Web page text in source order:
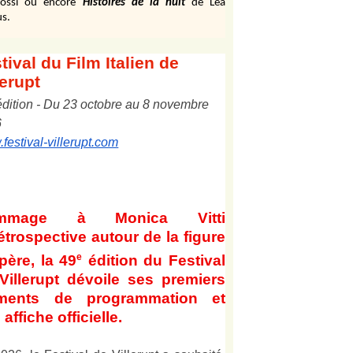
ou encore Histoires de la nuit de Léa
du Film Italien de
- Du 23 octobre au 8 novembre
villerupt.com
à Monica Vitti
autour de la figure
la 49e édition du Festival
dévoile ses premiers
de programmation et
affiche officielle.